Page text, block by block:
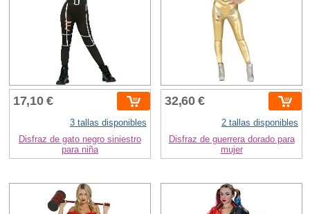
17,10 €
3 tallas disponibles
Disfraz de gato negro siniestro
para niña
32,60 €
2 tallas disponibles
Disfraz de guerrera dorado para
mujer